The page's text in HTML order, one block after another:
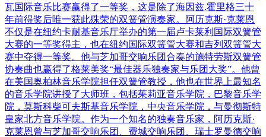
瓦国际音乐比赛赢得了一等奖，这是除了海因兹.霍里格三十
年前得奖后唯一获此殊荣的双簧管演奏家。阿历克斯·克莱恩
不仅是在纽约卡耐基音乐厅举办的第一届卢卡莱利国际双簧管
大赛的一等奖得主，也在纽约国际双簧管大赛和吉列双簧管大
赛中夺得一等奖。他与芝加哥交响乐团合奏的施特劳斯双簧管
协奏曲也赢得了格莱美奖“最佳器乐独奏家与乐团大奖”。他曾
在美国奥柏林音乐学院担任双簧管教授，他也在世界上最知名
的音乐学院讲授了大师班，包括茱莉亚音乐学院，巴黎音乐学
院，莫斯科柴可夫斯基音乐学院，中央音乐学院，与曼彻斯特
皇家北方音乐学院。作为一个知名的独奏音乐家，阿历克斯·
克莱恩曾与芝加哥交响乐团、费城交响乐团、瑞士罗曼德交响